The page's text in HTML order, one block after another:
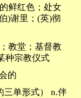
鲜红色；处女
)谢里；(英)彻
教堂；基督教
种宗教仪式
的
三单形式） n.伴